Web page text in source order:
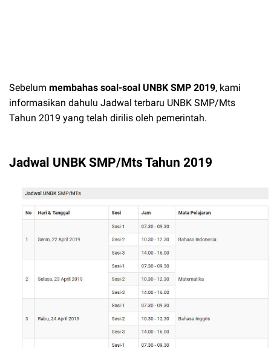
Sebelum membahas soal-soal UNBK SMP 2019, kami
informasikan dahulu Jadwal terbaru UNBK SMP/Mts
Tahun 2019 yang telah dirilis oleh pemerintah.
Jadwal UNBK SMP/Mts Tahun 2019